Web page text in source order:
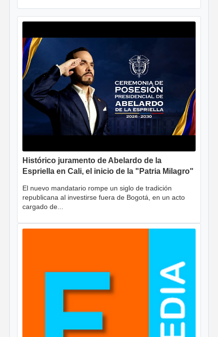
Histórico juramento de Abelardo de la
Espriella en Cali, el inicio de la "Patria Milagro"
El nuevo mandatario rompe un siglo de tradición
republicana al investirse fuera de Bogotá, en un acto
cargado de...